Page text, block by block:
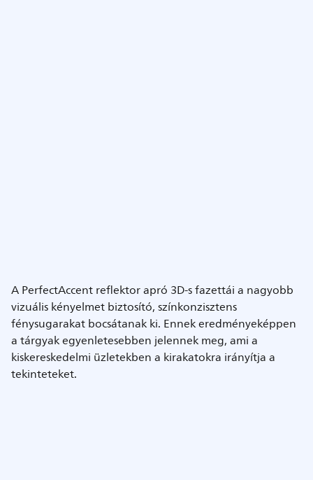
A PerfectAccent reflektor apró 3D-s fazettái a nagyobb
vizuális kényelmet biztosító, színkonzisztens
fénysugarakat bocsátanak ki. Ennek eredményeképpen
a tárgyak egyenletesebben jelennek meg, ami a
kiskereskedelmi üzletekben a kirakatokra irányítja a
tekinteteket.